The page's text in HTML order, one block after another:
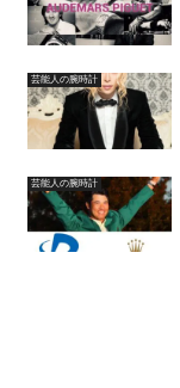
芸能人の腕時計
芸能人の腕時計